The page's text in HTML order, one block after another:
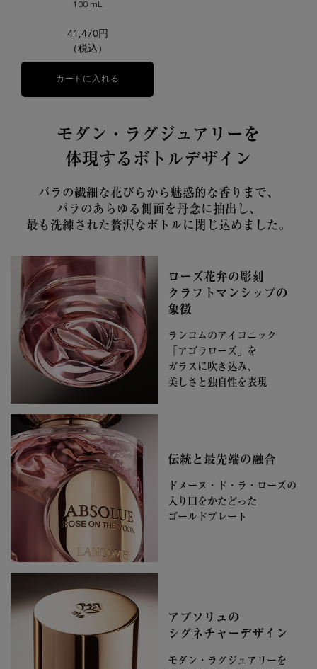
100 mL
41,470円
（税込）
カートに入れる
モダン・ラグジュアリーを
体現するボトルデザイン
バラの繊細な花びらから魅惑的な香りまで、
バラのあらゆる側面を丹念に抽出し、
最も洗練された贅沢なボトルに閉じ込めました。
ローズ花弁の彫刻
クラフトマンシップの
象徴
ランコムのアイコニック
「アゴラローズ」を
ガラスに吹き込み、
美しさと独自性を表現
伝統と最先端の融合
ドメーヌ・ド・ラ・ローズの
入り口をかたどった
ゴールドプレート
アプソリュの
シグネチャーデザイン
モダン・ラグジュアリーを